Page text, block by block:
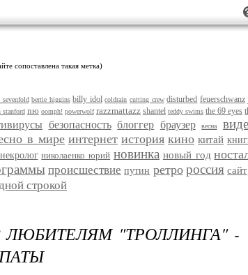
сопоставлена такая метка)
sevenfold bertie higgins billy idol coldrain cutting crew disturbed feuerschwanz
stanford nю oomph! powerwolf razzmattazz shantel teddy swims the 69 eyes
безопасность блоггер браузер весна
в мире интернет история кино китай
некролог николаенко юрий новинка новый год
происшествие путин ретро россия сайт
строкой
"ТРОЛЛИНГА" -